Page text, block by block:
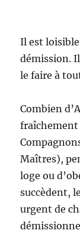
Il est
démission.
le faire à
Combien
fraîchement
Maîtres),
loge ou
succèdent,
urgent de